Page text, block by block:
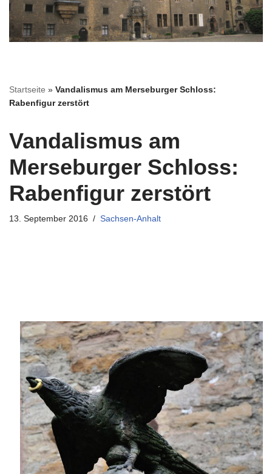
Startseite » Vandalismus am Merseburger Schloss:
Rabenfigur zerstört
Vandalismus am
Merseburger Schloss:
Rabenfigur zerstört
13. September 2016 Sachsen-Anhalt